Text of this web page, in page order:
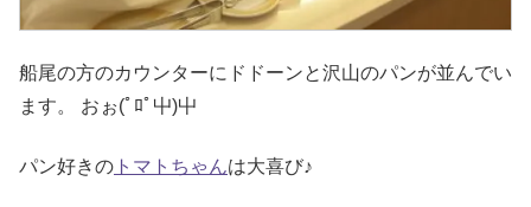
船尾の方のカウンターにドドーンと沢山のパンが並んでい
ます。 おぉ(ﾟﾛﾟ屮)屮
パン好きの トマトちゃんは大喜び♪